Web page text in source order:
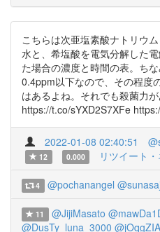
こちらは次亜塩素酸ナトリウ
水と、希塩酸を電気分解した
た場合の濃度と時間の表。ち
0.4ppm以下なので、その程度
はあるよね。それでも殺菌力が
https://t.co/sYXD2S7XFe
2022-01-08 02:40:51
12
0.000 リツイート
4 @pochanangel
11 @JijiMasato
@DusTy_luna_3000